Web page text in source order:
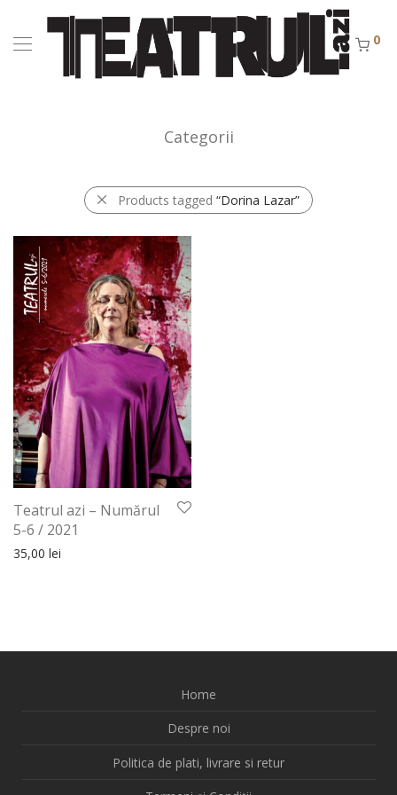
0
Categorii
Products tagged “Dorina Lazar”
Teatrul azi – Numărul
5-6 / 2021
35,00 lei
Home
Despre noi
Politica de plati, livrare si retur